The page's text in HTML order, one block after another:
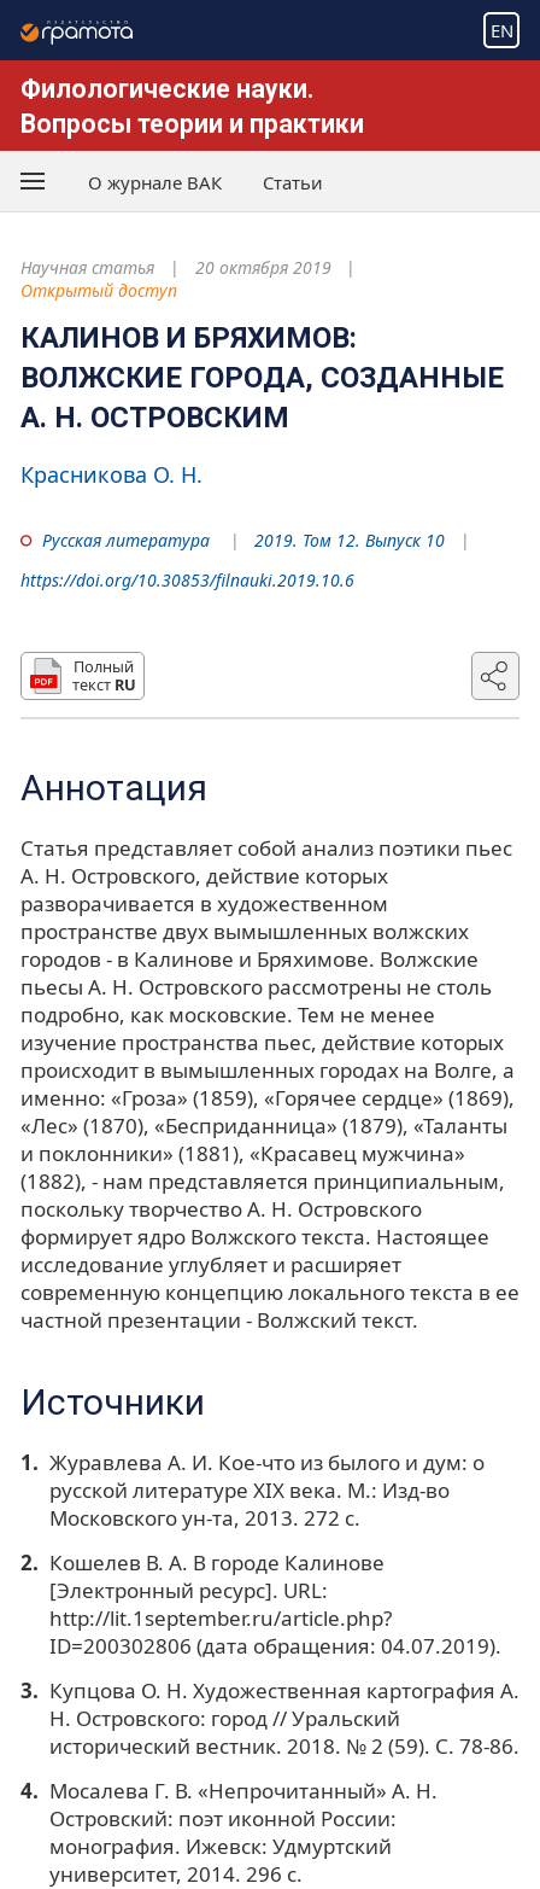
EN
Филологические науки.
Вопросы теории и практики
О журнале ВАК Статьи
Научная статья
20 октября 2019
Открытый доступ
КАЛИНОВ И БРЯХИМОВ:
ВОЛЖСКИЕ ГОРОДА, СОЗДАННЫЕ
А. Н. ОСТРОВСКИМ
Красникова О. Н.
Русская литература
2019. Том 12. Выпуск 10
https://doi.org/10.30853/filnauki.2019.10.6
Полный
текст RU
Аннотация
Статья представляет собой анализ поэтики пьес
А. Н. Островского, действие которых
разворачивается в художественном
пространстве двух вымышленных волжских
городов - в Калинове и Бряхимове. Волжские
пьесы А. Н. Островского рассмотрены не столь
подробно, как московские. Тем не менее
изучение пространства пьес, действие которых
происходит в вымышленных городах на Волге, а
именно: «Гроза» (1859), «Горячее сердце» (1869),
«Лес» (1870), «Бесприданница» (1879), «Таланты
и поклонники» (1881), «Красавец мужчина»
(1882), - нам представляется принципиальным,
поскольку творчество А. Н. Островского
формирует ядро Волжского текста. Настоящее
исследование углубляет и расширяет
современную концепцию локального текста в ее
частной презентации - Волжский текст.
Источники
Журавлева А. И. Кое-что из былого и дум: о
русской литературе XIX века. М.: Изд-во
Московского ун-та, 2013. 272 с.
Кошелев В. А. В городе Калинове
[Электронный ресурс]. URL:
http://lit.1september.ru/article.php?
ID=200302806 (дата обращения: 04.07.2019).
Купцова О. Н. Художественная картография А.
Н. Островского: город // Уральский
исторический вестник. 2018. № 2 (59). С. 78-86.
Мосалева Г. В. «Непрочитанный» А. Н.
Островский: поэт иконной России:
монография. Ижевск: Удмуртский
университет, 2014. 296 с.